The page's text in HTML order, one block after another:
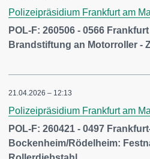
Polizeipräsidium Frankfurt am
POL-F: 260506 - 0566
Brandstiftung an Motorroller -
21.04.2026 – 12:13
Polizeipräsidium Frankfurt am
POL-F: 260421 - 0497
Bockenheim/Rödelheim: